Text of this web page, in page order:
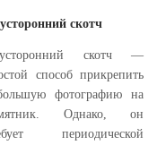
скотч
скотч —
способ прикрепить
фотографию на
Однако, он
периодической